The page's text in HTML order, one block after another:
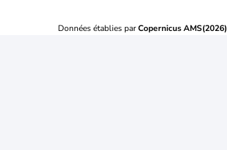
Données établies parCopernicus AMS(2026)